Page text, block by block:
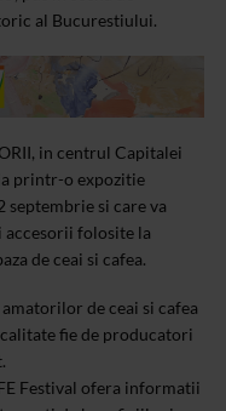
al Bucurestiului.
in centrul Capitalei
printr-o expozitie
septembrie si care va
accesorii folosite la
de ceai si cafea.
de ceai si cafea
fie de producatori
Festival ofera informatii